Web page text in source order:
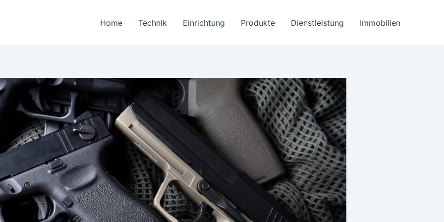
Home Technik Einrichtung Produkte Dienstleistung Immobilien